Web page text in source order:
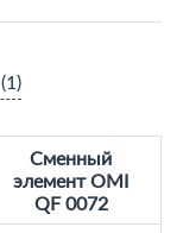
(1)
Сменный
элемент OMI
QF 0072